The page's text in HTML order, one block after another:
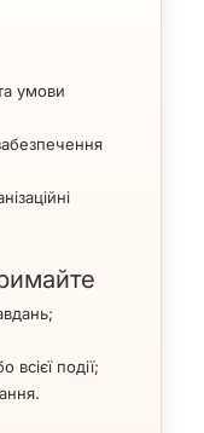
умови
всієї події;